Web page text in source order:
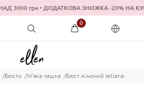
3000 грн • ДОДАТКОВА ЗНИЖКА -20%
0
Бюсти М'яка чашка Бюст жіночий letiana